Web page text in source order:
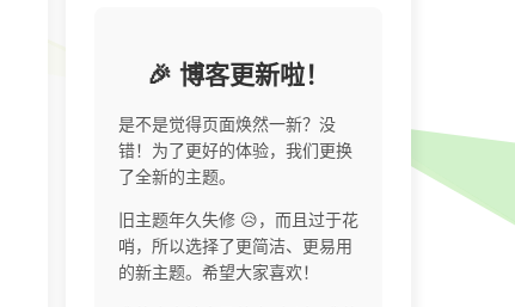
🎉 博客更新啦！
是不是觉得页面焕然一新？没
错！为了更好的体验，我们更换
了全新的主题。
旧主题年久失修 😥，而且过于花
哨，所以选择了更简洁、更易用
的新主题。希望大家喜欢！